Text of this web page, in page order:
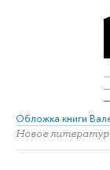
Обложка книги
Новое